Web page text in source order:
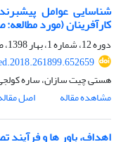
شناسایی عوامل
کارآفرینان (مورد
دوره 12، شماره 1، بهار 1398، صفحه
هستی چیت سازان، ساره
مشاهده مقاله
اصل
اهداف، باور ها و